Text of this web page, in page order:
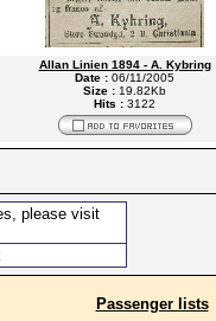
Allan Linien 1894 - A. Kybring
Date : 06/11/2005
Size : 19.82Kb
Hits : 3122
please visit
Passenger lists